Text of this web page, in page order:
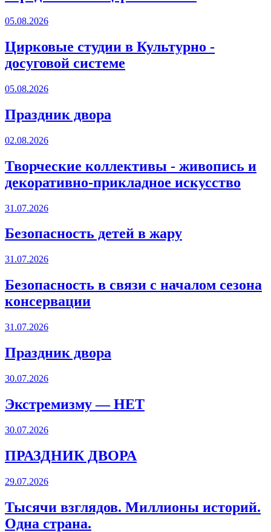
05.08.2026
Цирковые студии в Культурно -
досуговой системе
05.08.2026
Праздник двора
02.08.2026
Творческие коллективы - живопись и
декоративно-прикладное искусство
31.07.2026
Безопасность детей в жару
31.07.2026
Безопасность в связи с началом сезона
консервации
31.07.2026
Праздник двора
30.07.2026
Экстремизму — НЕТ
30.07.2026
ПРАЗДНИК ДВОРА️
29.07.2026
Тысячи взглядов. Миллионы историй.
Одна страна.